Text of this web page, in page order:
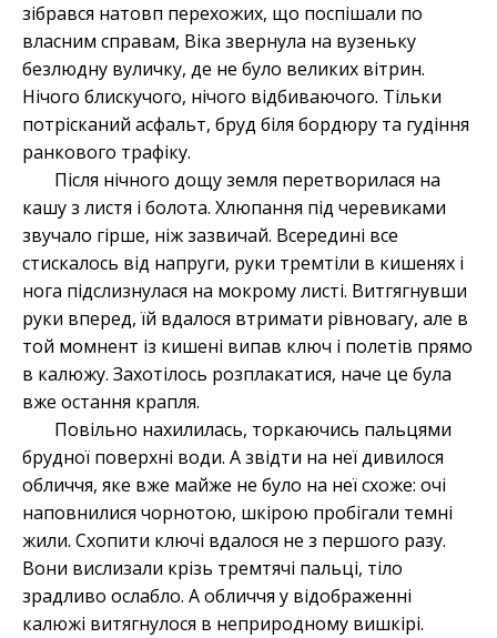
зібрався натовп перехожих, що поспішали по
власним справам, Віка звернула на вузеньку
безлюдну вуличку, де не було великих вітрин.
Нічого блискучого, нічого відбиваючого. Тільки
потрісканий асфальт, бруд біля бордюру та гудіння
ранкового трафіку.
Після нічного дощу земля перетворилася на
кашу з листя і болота. Хлюпання під черевиками
звучало гірше, ніж зазвичай. Всередині все
стискалось від напруги, руки тремтіли в кишенях і
нога підслизнулася на мокрому листі. Витгягнувши
руки вперед, їй вдалося втримати рівновагу, але в
той момнент із кишені випав ключ і полетів прямо
в калюжу. Захотілось розплакатися, наче це була
вже остання крапля.
Повільно нахилилась, торкаючись пальцями
брудної поверхні води. А звідти на неї дивилося
обличчя, яке вже майже не було на неї схоже: очі
наповнилися чорнотою, шкірою пробігали темні
жили. Схопити ключі вдалося не з першого разу.
Вони вислизали крізь тремтячі пальці, тіло
зрадливо ослабло. А обличчя у відображенні
калюжі витягнулося в неприродному вишкірі.